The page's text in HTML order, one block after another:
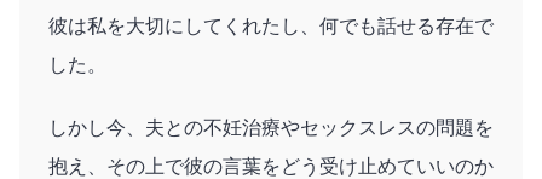
彼は私を大切にしてくれたし、何でも話せる存在で
した。
しかし今、夫との不妊治療やセックスレスの問題を
抱え、その上で彼の言葉をどう受け止めていいのか